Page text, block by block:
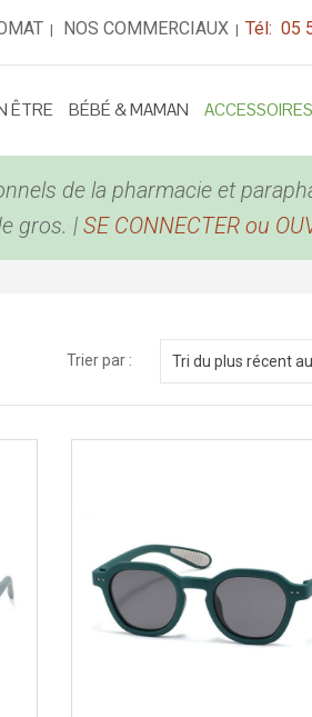
| NOS COMMERCIAUX | Tél: 05
ÊTRE BÉBÉ & MAMAN ACCESSOIRES
de la pharmacie et
gros. | SE CONNECTER ou
Trier par : Tri du plus récent